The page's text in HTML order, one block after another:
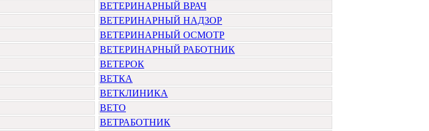
ВЕТЕРИНАРНЫЙ ВРАЧ
ВЕТЕРИНАРНЫЙ НАДЗОР
ВЕТЕРИНАРНЫЙ ОСМОТР
ВЕТЕРИНАРНЫЙ РАБОТНИК
ВЕТЕРОК
ВЕТКА
ВЕТКЛИНИКА
ВЕТО
ВЕТРАБОТНИК